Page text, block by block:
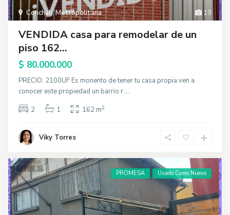
19
Conchalí,Metropolitana
VENDIDA casa para remodelar de un
piso 162...
$ 80.000.000
PRECIO: 2100UF Es monento de tener tu casa propia ven a
conocer este propiedad un barrio r ...
2
1 162 m2
Viky Torres
PROMESA Usado Como Nuevo